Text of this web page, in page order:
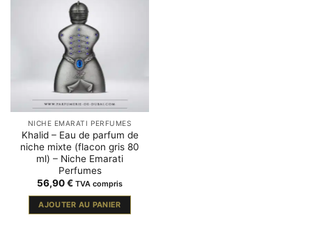
NICHE EMARATI PERFUMES
Khalid – Eau de parfum de
niche mixte (flacon gris 80
ml) – Niche Emarati
Perfumes
56,90€ TVA compris
AJOUTER AU PANIER